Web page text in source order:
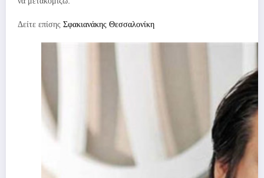
Δείτε επίσης Σφακιανάκης Θεσσαλονίκη